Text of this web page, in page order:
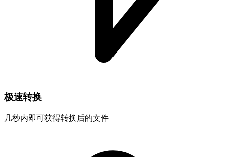
极速转换
几秒内即可获得转换后的文件